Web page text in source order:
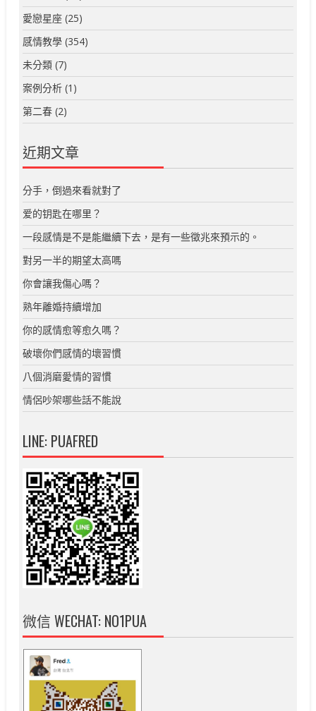
愛戀星座 (25)
感情教學 (354)
未分類 (7)
案例分析 (1)
第二春 (2)
近期文章
分手，倒過來看就對了
爱的钥匙在哪里？
一段感情是不是能繼續下去，是有一些徵兆來預示的。
對另一半的期望太高嗎
你會讓我傷心嗎？
熟年離婚持續增加
你的感情愈等愈久嗎？
破壞你們感情的壞習慣
八個消磨愛情的習慣
情侶吵架哪些話不能說
LINE: PUAFRED
微信 WECHAT: NO1PUA